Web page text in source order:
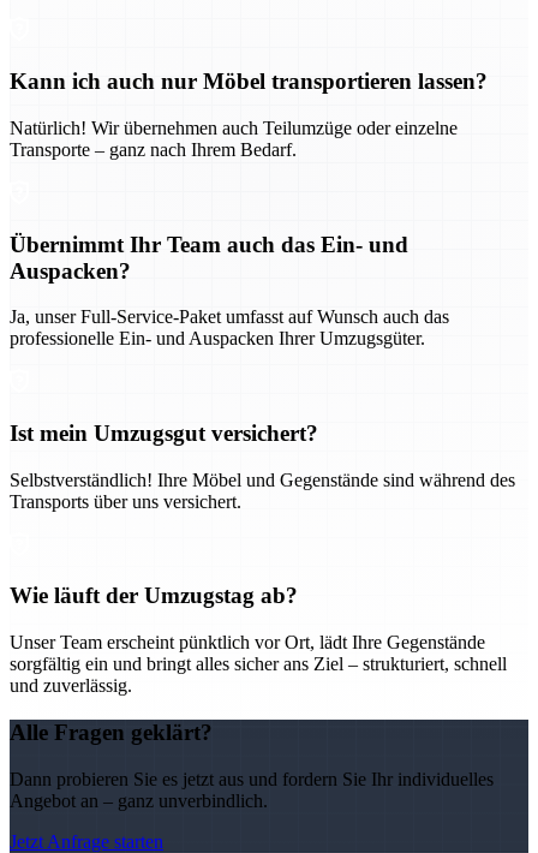
Kann ich auch nur Möbel transportieren lassen?
Natürlich! Wir übernehmen auch Teilumzüge oder einzelne
Transporte – ganz nach Ihrem Bedarf.
Übernimmt Ihr Team auch das Ein- und
Auspacken?
Ja, unser Full-Service-Paket umfasst auf Wunsch auch das
professionelle Ein- und Auspacken Ihrer Umzugsgüter.
Ist mein Umzugsgut versichert?
Selbstverständlich! Ihre Möbel und Gegenstände sind während des
Transports über uns versichert.
Wie läuft der Umzugstag ab?
Unser Team erscheint pünktlich vor Ort, lädt Ihre Gegenstände
sorgfältig ein und bringt alles sicher ans Ziel – strukturiert, schnell
und zuverlässig.
Alle Fragen geklärt?
Dann probieren Sie es jetzt aus und fordern Sie Ihr individuelles
Angebot an – ganz unverbindlich.
Jetzt Anfrage starten